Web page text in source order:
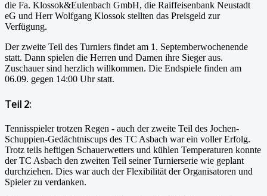
die Fa. Klossok&Eulenbach GmbH, die Raiffeisenbank Neustadt
eG und Herr Wolfgang Klossok stellten das Preisgeld zur
Verfügung.
Der zweite Teil des Turniers findet am 1. Septemberwochenende
statt. Dann spielen die Herren und Damen ihre Sieger aus.
Zuschauer sind herzlich willkommen. Die Endspiele finden am
06.09. gegen 14:00 Uhr statt.
Teil 2:
Tennisspieler trotzen Regen - auch der zweite Teil des Jochen-
Schuppien-Gedächtniscups des TC Asbach war ein voller Erfolg.
Trotz teils heftigen Schauerwetters und kühlen Temperaturen konnte
der TC Asbach den zweiten Teil seiner Turnierserie wie geplant
durchziehen. Dies war auch der Flexibilität der Organisatoren und
Spieler zu verdanken.